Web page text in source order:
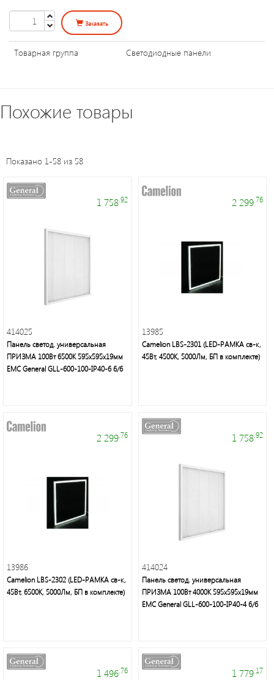
Уличное
освещение
Электроустановочные
Переходники
Светодиодные
панели
Таймеры,
Фонари
Споты
и
ЖКХ
Дверные
звонки
Светодиодная
аксессуары
Заказать
Товарная группа Светодиодные панели
Похожие товары
Показано 1-58 из 58
1 758.92
414025
Панель светод. универсальная
ПРИЗМА 100Вт 6500К 595х595х19мм
ЕМС General GLL-600-100-IP40-6 6/6
2 299.76
13985
Camelion LBS-2301 (LED-РАМКА св-к,
45Вт, 4500К, 5000Лм, БП в комплекте)
2 299.76
13986
Camelion LBS-2302 (LED-РАМКА св-к,
45Вт, 6500К, 5000Лм, БП в комплекте)
1 758 .92
414024
Панель светод. универсальная
ПРИЗМА 100Вт 4000К 595х595х19мм
ЕМС General GLL-600-100-IP40-4 6/6
1 496.76 1 779.17